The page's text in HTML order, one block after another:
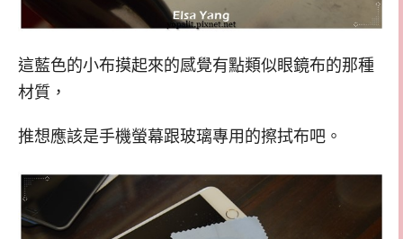
這藍色的小布摸起來的感覺有點類似眼鏡布的那種
材質，
推想應該是手機螢幕跟玻璃專用的擦拭布吧。